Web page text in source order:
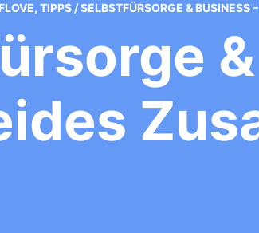
, TIPPS / SELBSTFÜRSORGE & BUSINESS